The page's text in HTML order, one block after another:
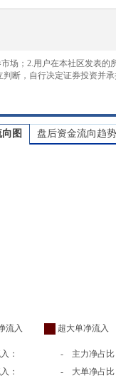
场；2.用户在本社区发表的
断，自行决定证券投资并承
图 盘后资金流向趋势
流入 超大单净流入
： - 主力净占比
：
- 大单净占比